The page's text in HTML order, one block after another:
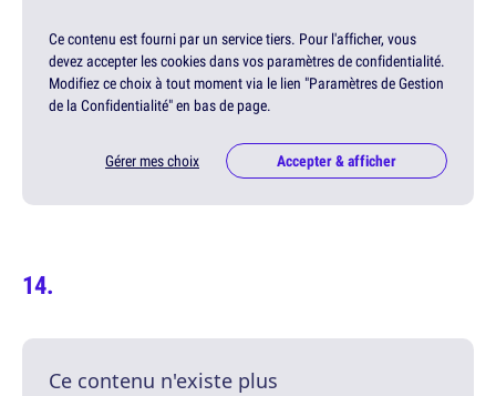
Ce contenu est fourni par un service tiers. Pour l'afficher, vous
devez accepter les cookies dans vos paramètres de confidentialité.
Modifiez ce choix à tout moment via le lien "Paramètres de Gestion
de la Confidentialité" en bas de page.
Gérer mes choix Accepter & afficher
Ce contenu n'existe plus